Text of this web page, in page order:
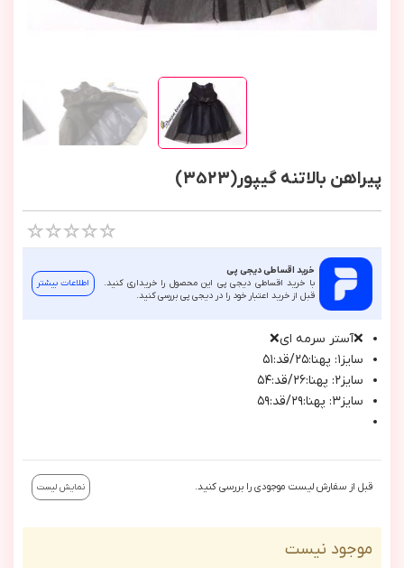
پیراهن بالاتنه گیپور(3523)
خرید اقساطی دیجی پی
با خرید اقساطی دیجی پی این محصول را خریداری کنید.
قبل از خرید اعتبار خود را در دیجی پی بررسی کنید.
اطلاعات بیشتر
❌آستر سرمه اي❌
سايز١: پهنا:٢٥/قد:٥١
سايز٢: پهنا:٢٦/قد:٥٤
سايز٣: پهنا:٢٩/قد:٥٩
قبل از سفارش لیست موجودی را بررسی کنید. نمایش لیست
موجود نیست